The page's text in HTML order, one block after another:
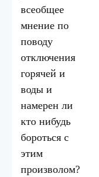
всеобщее
мнение по
поводу
отключения
горячей и
воды и
намерен ли
кто нибудь
бороться с
этим
произволом?